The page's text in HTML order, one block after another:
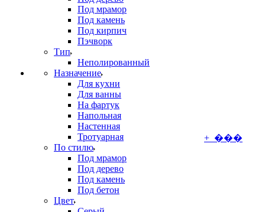
Под мрамор
Под камень
Под кирпич
Пэчворк
Тип
Неполированный
Назначение
Для кухни
Для ванны
На фартук
Напольная
Настенная
Тротуарная
По стилю
Под мрамор
Под дерево
Под камень
Под бетон
Цвет
+ ���